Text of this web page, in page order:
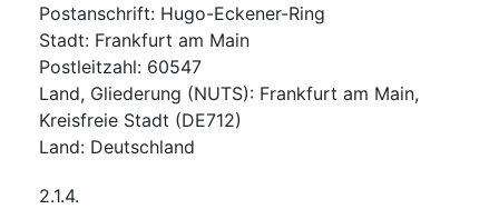
Postanschrift: Hugo-Eckener-Ring
Stadt: Frankfurt am Main
Postleitzahl: 60547
Land, Gliederung (NUTS): Frankfurt am Main,
Kreisfreie Stadt (DE712)
Land: Deutschland
2.1.4.